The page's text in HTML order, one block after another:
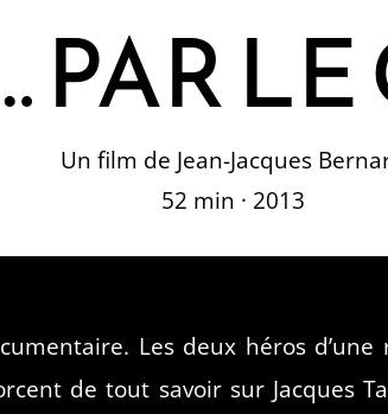
PAR
Un film de Jean-Jacques
52 min · 2013
Les deux héros
de tout savoir sur Jacques